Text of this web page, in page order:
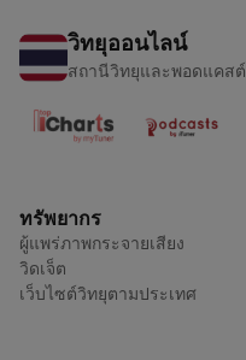
วิทยุออนไลน์
สถานีวิทยุและพอดแคสต์
ทรัพยากร
ผู้แพร่ภาพกระจายเสียง
วิดเจ็ต
เว็บไซต์วิทยุตามประเทศ